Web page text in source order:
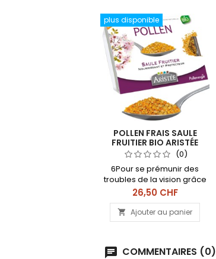
plus disponible
POLLEN FRAIS SAULE
FRUITIER BIO ARISTÉE
250GR
(0)
6Pour se prémunir des
troubles de la vision grâce
à sa richesse en lutéine et
en zéanxanthine. Barquette
de 250 g à conserver au
congélateur dès réception.
Prix
26,50 CHF
 Ajouter au panier
COMMENTAIRES (0)